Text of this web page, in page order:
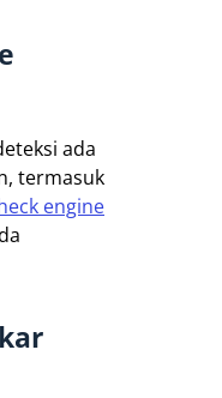
ada
termasuk
engine